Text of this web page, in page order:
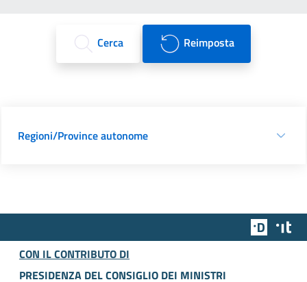
Cerca Reimposta
Regioni/Province autonome
Team
CON IL CONTRIBUTO DI
PRESIDENZA DEL CONSIGLIO DEI MINISTRI